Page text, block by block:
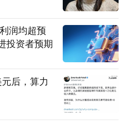
润均超预
投资者预期
后，算力